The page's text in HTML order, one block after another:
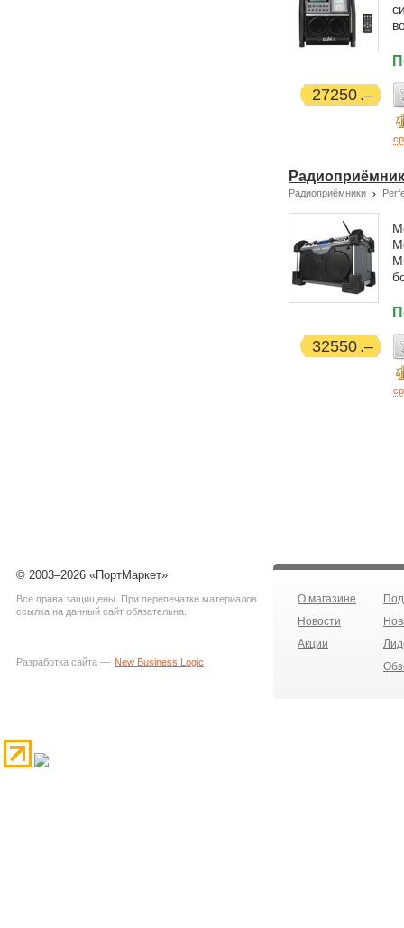
27250
Радиоприёмники
32550
© 2003–2026 «ПортМаркет»
Все права защищены. При перепечатке материалов
ссылка на данный сайт обязательна.
Разработка сайта — New Business Logic
О магазине
Новости
Акции